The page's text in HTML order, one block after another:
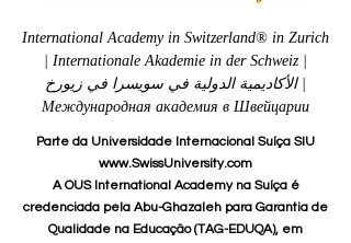
International Academy in Switzerland® in Zurich
| Internationale Akademie in der Schweiz |
الأكاديمية الدولية في سويسرا في زيورخ |
Международная академия в Швейцарии
Parte da Universidade Internacional Suíça SIU
www.SwissUniversity.com
A OUS International Academy na Suíça é
credenciada pela Abu-Ghazaleh para Garantia de
Qualidade na Educação (TAG-EDUQA), em